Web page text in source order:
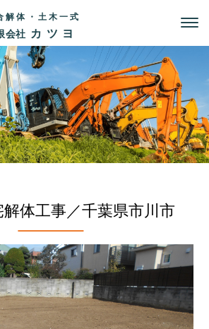
解体・土木一式
会社 カツヨ
体工事／千葉県市川市